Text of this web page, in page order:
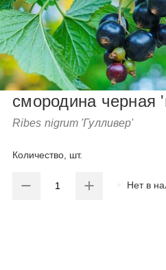
смородина черная
Ribes nigrum 'Гулливер'
Количество, шт.
Нет в